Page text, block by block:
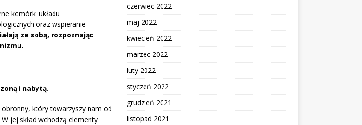
komórki układu
oraz wspieranie
ze sobą, rozpoznając
i nabytą.
który towarzyszy nam od
jej skład wchodzą elementy
czerwiec 2022
maj 2022
kwiecień 2022
marzec 2022
luty 2022
styczeń 2022
grudzień 2021
listopad 2021